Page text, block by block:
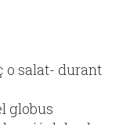
o salat- durant
globus